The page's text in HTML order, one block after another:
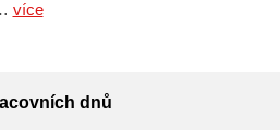
více
dnů